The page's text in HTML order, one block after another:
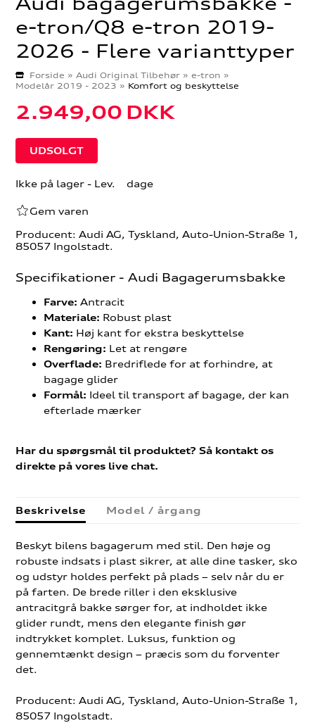
e-tron/Q8 e-tron 2019-
2026 - Flere varianttyper
Forside »Audi Original Tilbehør »e-tron »
Modelår 2019 - 2023 » Komfort og beskyttelse
2.949,00 DKK
Ikke på lager- Lev. dage
Gem varen
Producent: Audi AG, Tyskland, Auto-Union-Straße 1,
85057 Ingolstadt.
Specifikationer - Audi Bagagerumsbakke
Farve: Antracit
Materiale: Robust plast
Kant: Høj kant for ekstra beskyttelse
Rengøring: Let at rengøre
Overflade: Bredriflede for at forhindre, at
bagage glider
Formål: Ideel til transport af bagage, der kan
efterlade mærker
Har du spørgsmål til produktet? Så kontakt os
direkte på vores live chat.
Beskrivelse Model / årgang
Beskyt bilens bagagerum med stil. Den høje og
robuste indsats i plast sikrer, at alle dine tasker, sko
og udstyr holdes perfekt på plads – selv når du er
på farten. De brede riller i den eksklusive
antracitgrå bakke sørger for, at indholdet ikke
glider rundt, mens den elegante finish gør
indtrykket komplet. Luksus, funktion og
gennemtænkt design – præcis som du forventer
det.
Producent: Audi AG, Tyskland, Auto-Union-Straße 1,
85057 Ingolstadt.